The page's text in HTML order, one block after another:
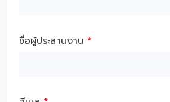
ชื่อผู้ประสานงาน *